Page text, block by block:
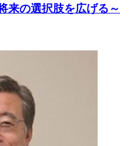
来の選択肢を広げる～